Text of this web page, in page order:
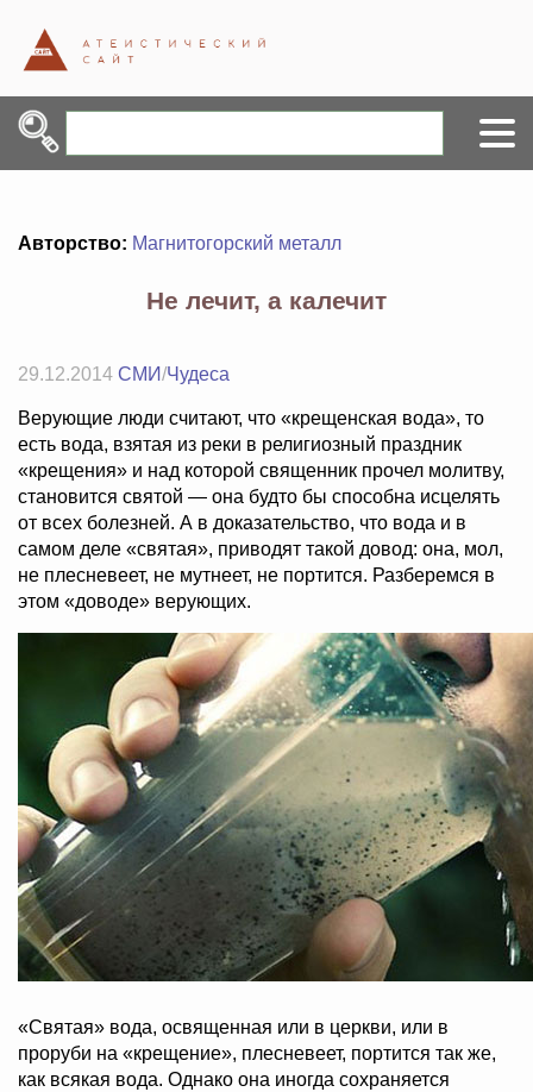
Авторство: Магнитогорский металл
Не лечит, а калечит
29.12.2014 СМИ/Чудеса
Верующие люди считают, что «крещенская вода», то
есть вода, взятая из реки в религиозный праздник
«крещения» и над которой священник прочел молитву,
становится святой — она будто бы способна исцелять
от всех болезней. А в доказательство, что вода и в
самом деле «святая», приводят такой довод: она, мол,
не плесневеет, не мутнеет, не портится. Разберемся в
этом «доводе» верующих.
«Святая» вода, освященная или в церкви, или в
проруби на «крещение», плесневеет, портится так же,
как всякая вода. Однако она иногда сохраняется